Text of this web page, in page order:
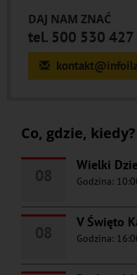
DAJ NAM ZNAĆ
tel. 500 530 427
Co, gdzie, kiedy?
Wielki
Godzina:
V Święto
Godzina: